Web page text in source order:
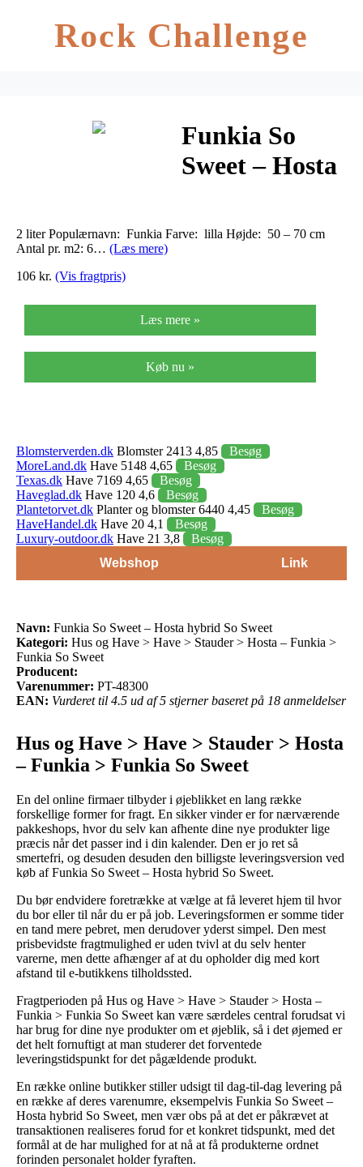
Rock Challenge
Funkia So
Sweet – Hosta
Sweet
2 liter Populærnavn: Funkia Farve: lilla Højde: 50 – 70 cm
Antal pr. m2: 6… (Læs mere)
106 kr. (Vis fragtpris)
Læs mere »
Køb nu »
Blomsterverden.dk Blomster 2413 4,85
Besøg
MoreLand.dk Have 5148 4,65
Besøg
Texas.dk Have 7169 4,65
Besøg
Haveglad.dk Have 120 4,6
Besøg
Plantetorvet.dk Planter og blomster 6440 4,45
Besøg
HaveHandel.dk Have 20 4,1
Besøg
Luxury-outdoor.dk Have 21 3,8
Besøg
Webshop
Link
Navn: Funkia So Sweet – Hosta hybrid So Sweet
Kategori: Hus og Have > Have > Stauder > Hosta – Funkia >
Funkia So Sweet
Producent:
Varenummer: PT-48300
EAN: Vurderet til 4.5 ud af 5 stjerner baseret på 18 anmeldelser
Hus og Have > Have > Stauder > Hosta
– Funkia > Funkia So Sweet
En del online firmaer tilbyder i øjeblikket en lang række
forskellige former for fragt. En sikker vinder er for nærværende
pakkeshops, hvor du selv kan afhente dine nye produkter lige
præcis når det passer ind i din kalender. Den er jo ret så
smertefri, og desuden desuden den billigste leveringsversion ved
køb af Funkia So Sweet – Hosta hybrid So Sweet.
Du bør endvidere foretrække at vælge at få leveret hjem til hvor
du bor eller til når du er på job. Leveringsformen er somme tider
en tand mere pebret, men derudover yderst simpel. Den mest
prisbevidste fragtmulighed er uden tvivl at du selv henter
varerne, men dette afhænger af at du opholder dig med kort
afstand til e-butikkens tilholdssted.
Fragtperioden på Hus og Have > Have > Stauder > Hosta –
Funkia > Funkia So Sweet kan være særdeles central forudsat vi
har brug for dine nye produkter om et øjeblik, så i det øjemed er
det helt fornuftigt at man studerer det forventede
leveringstidspunkt for det pågældende produkt.
En række online butikker stiller udsigt til dag-til-dag levering på
en række af deres varenumre, eksempelvis Funkia So Sweet –
Hosta hybrid So Sweet, men vær obs på at det er påkrævet at
transaktionen realiseres forud for et konkret tidspunkt, med det
formål at de har mulighed for at nå at få produkterne ordnet
forinden personalet holder fyraften.